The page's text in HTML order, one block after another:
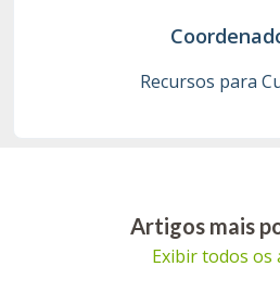
Recursos para
Artigos mais
Exibir todos os